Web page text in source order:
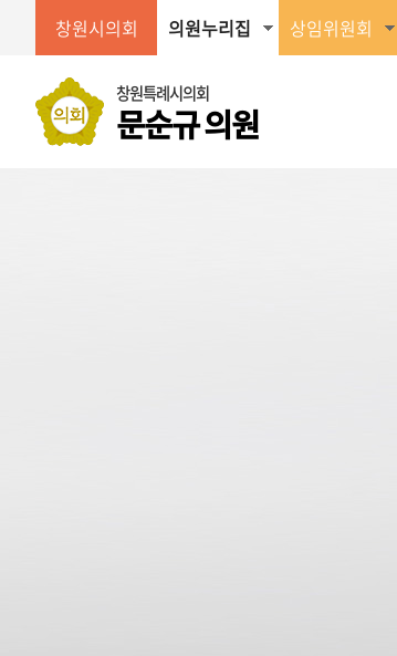
창원특례시의회
문순규 의원
창원시의회 의원누리집 상임위원회